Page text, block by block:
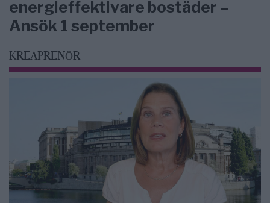
energieffektivare bostäder –
Ansök 1 september
KREAPRENÖR